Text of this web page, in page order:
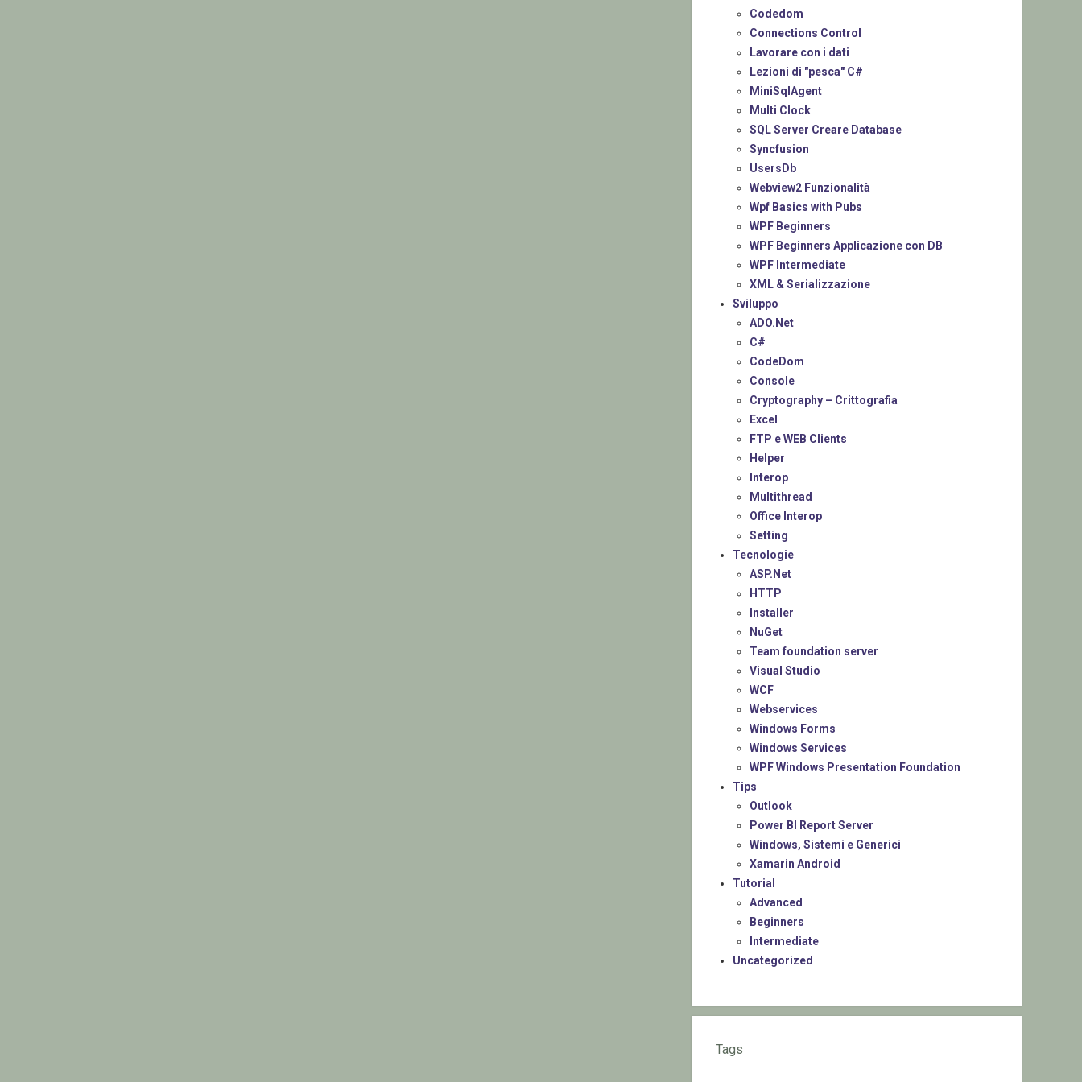
Codedom
Connections Control
Lavorare con i dati
Lezioni di "pesca" C#
MiniSqlAgent
Multi Clock
SQL Server Creare Database
Syncfusion
UsersDb
Webview2 Funzionalità
Wpf Basics with Pubs
WPF Beginners
WPF Beginners Applicazione con DB
WPF Intermediate
XML & Serializzazione
Sviluppo
ADO.Net
C#
CodeDom
Console
Cryptography – Crittografia
Excel
FTP e WEB Clients
Helper
Interop
Multithread
Office Interop
Setting
Tecnologie
ASP.Net
HTTP
Installer
NuGet
Team foundation server
Visual Studio
WCF
Webservices
Windows Forms
Windows Services
WPF Windows Presentation Foundation
Tips
Outlook
Power BI Report Server
Windows, Sistemi e Generici
Xamarin Android
Tutorial
Advanced
Beginners
Intermediate
Uncategorized
Tags